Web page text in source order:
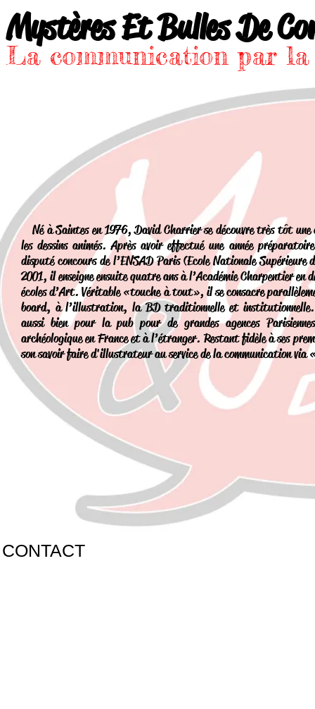
Né à Saintes en 1976, David Charrier se découvre très tôt
les dessins animés. Après avoir effectué une année
disputé concours de l’ENSAD Paris (Ecole Nationale
2001, il enseigne ensuite quatre ans à l’Académie Charpentier
écoles d’Art. Véritable «touche à tout», il se consacre
board, à l’illustration, la BD traditionnelle et institutionnelle.
aussi bien pour la pub pour de grandes agences
archéologique en France et à l’étranger. Restant fidèle à ses
son savoir faire d'illustrateur au service de la communication via
CONTACT
Mystères Et Bulles De
La communication par